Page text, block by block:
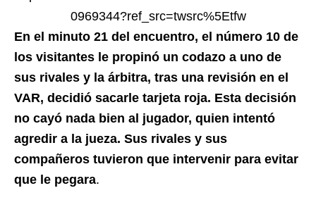
0969344?ref_src=twsrc%5Etfw
En el minuto 21 del encuentro, el número 10 de
los visitantes le propinó un codazo a uno de
sus rivales y la árbitra, tras una revisión en el
VAR, decidió sacarle tarjeta roja. Esta decisión
no cayó nada bien al jugador, quien intentó
agredir a la jueza. Sus rivales y sus
compañeros tuvieron que intervenir para evitar
que le pegara.